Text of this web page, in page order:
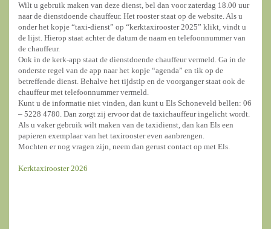
Wilt u gebruik maken van deze dienst, bel dan voor zaterdag 18.00 uur
naar de dienstdoende chauffeur. Het rooster staat op de website. Als u
onder het kopje “taxi-dienst” op “kerktaxirooster 2025” klikt, vindt u
de lijst. Hierop staat achter de datum de naam en telefoonnummer van
de chauffeur.
Ook in de kerk-app staat de dienstdoende chauffeur vermeld. Ga in de
onderste regel van de app naar het kopje “agenda” en tik op de
betreffende dienst. Behalve het tijdstip en de voorganger staat ook de
chauffeur met telefoonnummer vermeld.
Kunt u de informatie niet vinden, dan kunt u Els Schoneveld bellen: 06
– 5228 4780. Dan zorgt zij ervoor dat de taxichauffeur ingelicht wordt.
Als u vaker gebruik wilt maken van de taxidienst, dan kan Els een
papieren exemplaar van het taxirooster even aanbrengen.
Mochten er nog vragen zijn, neem dan gerust contact op met Els.
Kerktaxirooster 2026